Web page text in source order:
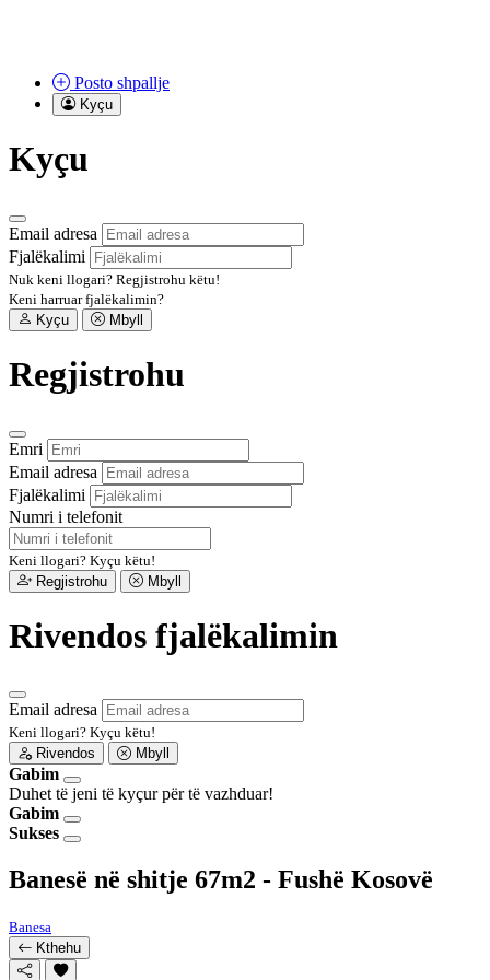
Posto shpallje
Kyçu
Kyçu
Email adresa
Fjalëkalimi
Nuk keni llogari? Regjistrohu këtu!
Keni harruar fjalëkalimin?
Kyçu
Mbyll
Regjistrohu
Emri
Email adresa
Fjalëkalimi
Numri i telefonit
Keni llogari? Kyçu këtu!
Regjistrohu
Mbyll
Rivendos fjalëkalimin
Email adresa
Keni llogari? Kyçu këtu!
Rivendos
Mbyll
Gabim
Duhet të jeni të kyçur për të vazhduar!
Gabim
Sukses
Banesë në shitje 67m2 - Fushë Kosovë
Banesa
Kthehu